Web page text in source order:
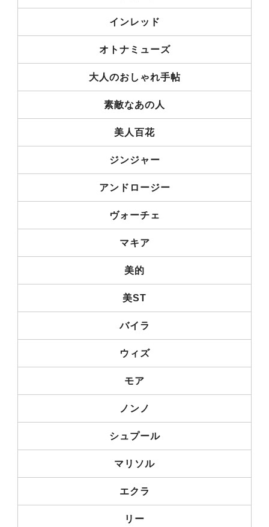
インレッド
オトナミューズ
大人のおしゃれ手帖
素敵なあの人
美人百花
ジンジャー
アンドロージー
ヴォーチェ
マキア
美的
美ST
バイラ
ウィズ
モア
ノンノ
シュプール
マリソル
エクラ
リー